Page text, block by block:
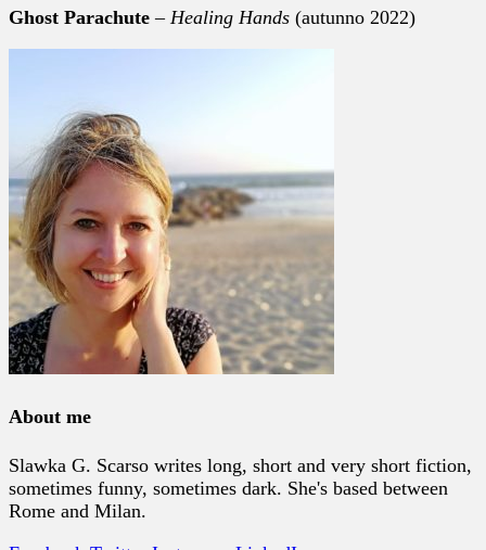
Ghost Parachute– Healing Hands (autunno 2022)
About me
Slawka G. Scarso writes long, short and very short fiction,
sometimes funny, sometimes dark. She's based between
Rome and Milan.